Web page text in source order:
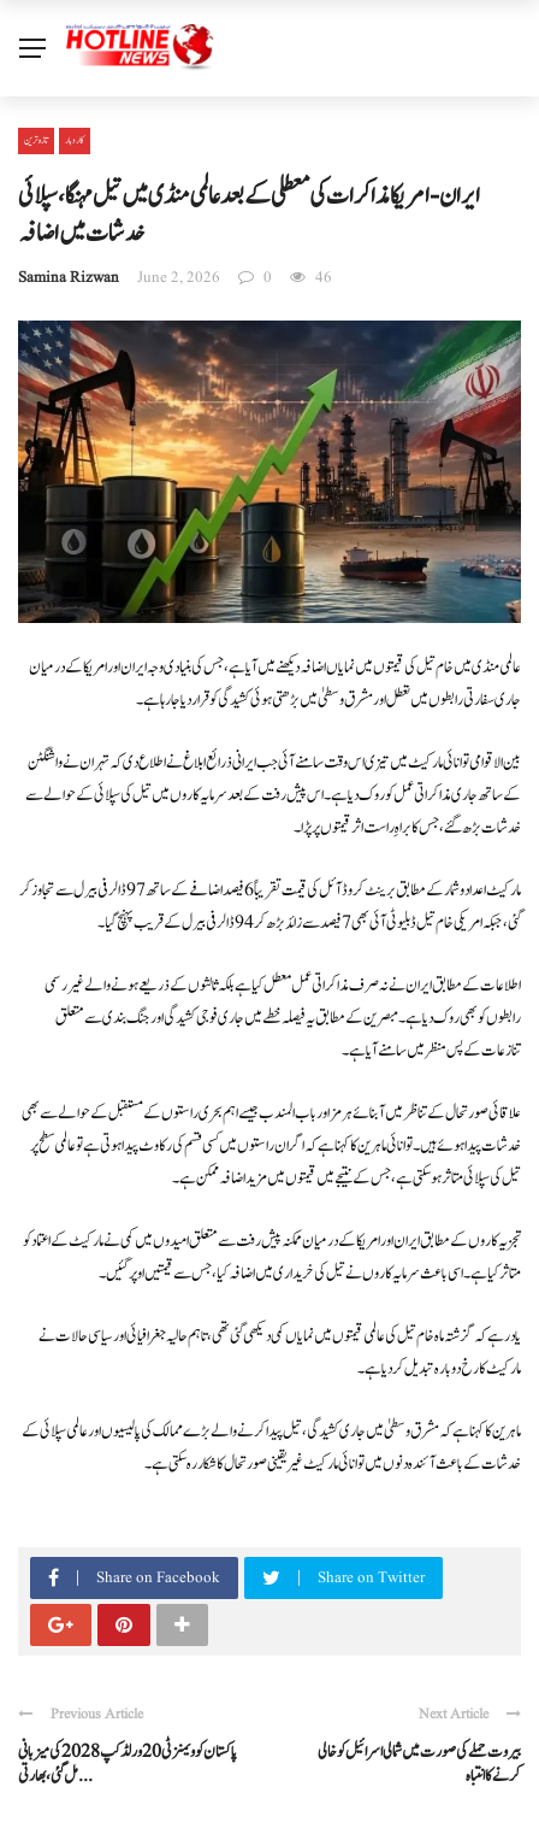
تازہ ترین کاروبار
ایران-امریکا مذاکرات کی معطلی کے بعد عالمی منڈی میں تیل مہنگا، سپلائی
خدشات میں اضافہ
Samina Rizwan June 2, 2026 0 46
عالمی منڈی میں خام تیل کی قیمتوں میں نمایاں اضافہ دیکھنے میں آیا ہے، جس کی بنیادی وجہ ایران اور امریکا کے درمیان
جاری سفارتی رابطوں میں تعطل اور مشرق وسطیٰ میں بڑھتی ہوئی کشیدگی کو قرار دیا جا رہا ہے۔
بین الاقوامی توانائی مارکیٹ میں تیزی اس وقت سامنے آئی جب ایرانی ذرائع ابلاغ نے اطلاع دی کہ تہران نے واشنگٹن
کے ساتھ جاری مذاکراتی عمل کو روک دیا ہے۔ اس پیش رفت کے بعد سرمایہ کاروں میں تیل کی سپلائی کے حوالے سے
خدشات بڑھ گئے، جس کا براہِ راست اثر قیمتوں پر پڑا۔
مارکیٹ اعداد و شمار کے مطابق برینٹ کروڈ آئل کی قیمت تقریباً 6 فیصد اضافے کے ساتھ 97 ڈالر فی بیرل سے تجاوز کر
گئی، جبکہ امریکی خام تیل ڈبلیو ٹی آئی بھی 7 فیصد سے زائد بڑھ کر 94 ڈالر فی بیرل کے قریب پہنچ گیا۔
اطلاعات کے مطابق ایران نے نہ صرف مذاکراتی عمل معطل کیا ہے بلکہ ثالثوں کے ذریعے ہونے والے غیر رسمی
رابطوں کو بھی روک دیا ہے۔ مبصرین کے مطابق یہ فیصلہ خطے میں جاری فوجی کشیدگی اور جنگ بندی سے متعلق
تنازعات کے پس منظر میں سامنے آیا ہے۔
علاقائی صورتحال کے تناظر میں آبنائے ہرمز اور باب المندب جیسے اہم بحری راستوں کے مستقبل کے حوالے سے بھی
خدشات پیدا ہوئے ہیں۔ توانائی ماہرین کا کہنا ہے کہ اگر ان راستوں میں کسی قسم کی رکاوٹ پیدا ہوتی ہے تو عالمی سطح پر
تیل کی سپلائی متاثر ہو سکتی ہے، جس کے نتیجے میں قیمتوں میں مزید اضافہ ممکن ہے۔
تجزیہ کاروں کے مطابق ایران اور امریکا کے درمیان ممکنہ پیش رفت سے متعلق امیدوں میں کمی نے مارکیٹ کے اعتماد کو
متاثر کیا ہے۔ اسی باعث سرمایہ کاروں نے تیل کی خریداری میں اضافہ کیا، جس سے قیمتیں اوپر گئیں۔
یاد رہے کہ گزشتہ ماہ خام تیل کی عالمی قیمتوں میں نمایاں کمی دیکھی گئی تھی، تاہم حالیہ جغرافیائی اور سیاسی حالات نے
مارکیٹ کا رخ دوبارہ تبدیل کر دیا ہے۔
ماہرین کا کہنا ہے کہ مشرق وسطیٰ میں جاری کشیدگی، تیل پیدا کرنے والے بڑے ممالک کی پالیسیوں اور عالمی سپلائی کے
خدشات کے باعث آئندہ دنوں میں توانائی مارکیٹ غیر یقینی صورتحال کا شکار رہ سکتی ہے۔
Share on Facebook Share on Twitter
Previous Article
پاکستان کو ویمنز ٹی20 ورلڈ کپ 2028 کی میزبانی
مل گئی، بھارتی ...
Next Article
بیروت حملے کی صورت میں شمالی اسرائیل کو خالی
کرنے کا انتباہ